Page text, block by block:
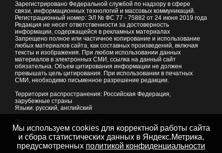
Зарегистрировано Федеральной службой по надзору в сфере
связи, информационных технологий и массовых коммуникаций.
Регистрационный номер: ЭЛ № ФС 77 - 75882 от 24 июня 2019 года
Редакция не несет ответственности за достоверность
информации, содержащейся в рекламных материалах
Запрещено полное или частичное копирование и использование
любых материалов сайта, как составных произведений, включая
тексты и изображения. При любом использовании данных
материалов в электронных СМИ, ссылка на данный сайт
обязательна. Объем цитирования информации не должен
превышать цель цитирования. При использовании в печатных
СМИ, необходимо письменное разрешение редакции.
Территория распространения: Российская Федерация,
зарубежные страны
Языки: русский, английский
© 2007 - 2026Портал Читы и Забайкальского края
Мы используем cookies для корректной работы сайта
и сбора статистических данных в Яндекс.Метрика,
предусмотренных политикой конфиденциальности